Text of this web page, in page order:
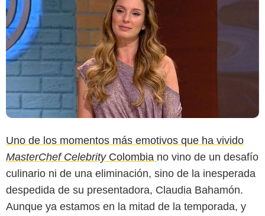
Uno de los momentos más emotivos que ha vivido
MasterChef CelebrityColombia no vino de un desafío
culinario ni de una eliminación, sino de la inesperada
despedida de su presentadora, Claudia Bahamón.
Aunque ya estamos en la mitad de la temporada, y